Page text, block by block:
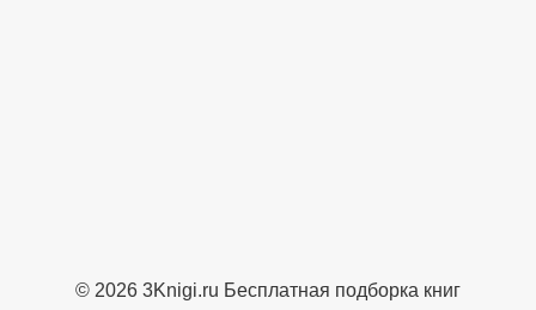
© 2026 3Knigi.ru Бесплатная подборка книг